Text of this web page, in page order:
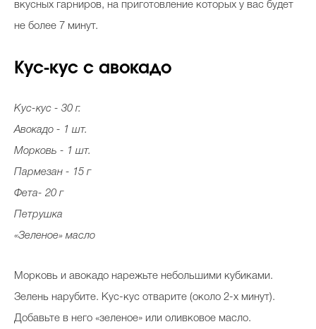
вкусных гарниров, на приготовление которых у вас будет
не более 7 минут.
Кус-кус с авокадо
Кус-кус - 30 г.
Авокадо - 1 шт.
Морковь - 1 шт.
Пармезан - 15 г
Фета- 20 г
Петрушка
«Зеленое» масло
Морковь и авокадо нарежьте небольшими кубиками.
Зелень нарубите. Кус-кус отварите (около 2-х минут).
Добавьте в него «зеленое» или оливковое масло.